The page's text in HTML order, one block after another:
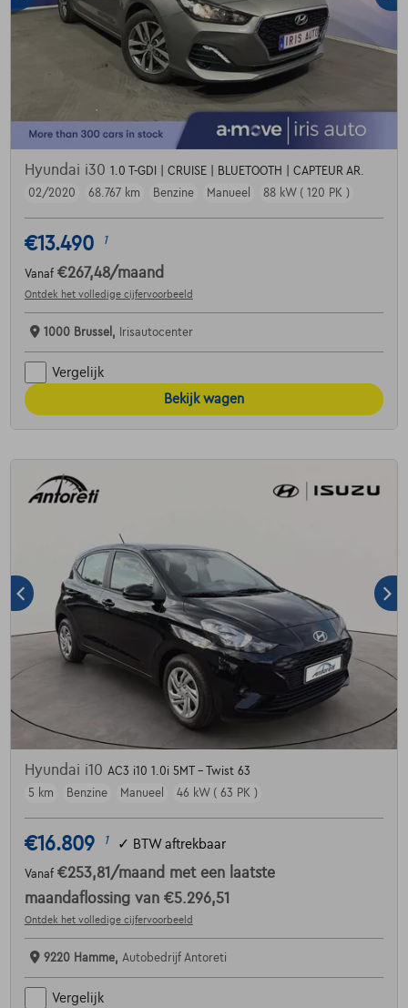
Hyundai i30 1.0 T-GDI | CRUISE | BLUETOOTH | CAPTEUR AR.
02/2020
68.767 km Benzine Manueel 88 kW ( 120 PK )
€13.490 1
Vanaf €267,48/maand
Ontdek het volledige cijfervoorbeeld
1000 Brussel, Irisautocenter
Vergelijk
Bekijk wagen
Hyundai i10 AC3 i10 1.0i 5MT - Twist 63
5 km
Benzine Manueel 46 kW ( 63 PK )
€16.809 1 ✓ BTW aftrekbaar
Vanaf €253,81 /maand met een laatste
maandaflossing van €5.296,51
Ontdek het volledige cijfervoorbeeld
9220 Hamme, Autobedrijf Antoreti
Vergelijk